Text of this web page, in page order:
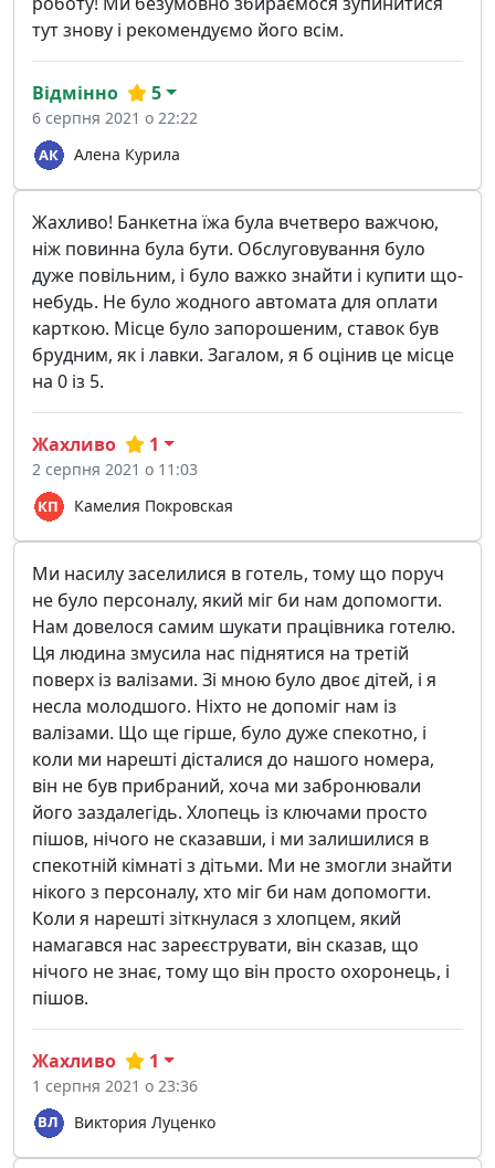
тут знову і рекомендуємо його всім.
Алена Курила
Відмінно 5
6 серпня 2021 о 22:22
Жахливо! Банкетна їжа була вчетверо важчою,
ніж повинна була бути. Обслуговування було
дуже повільним, і було важко знайти і купити що-
небудь. Не було жодного автомата для оплати
карткою. Місце було запорошеним, ставок був
брудним, як і лавки. Загалом, я б оцінив це місце
на 0 із 5.
Камелия Покровская
Жахливо 1
2 серпня 2021 о 11:03
Ми насилу заселилися в готель, тому що поруч
не було персоналу, який міг би нам допомогти.
Нам довелося самим шукати працівника готелю.
Ця людина змусила нас піднятися на третій
поверх із валізами. Зі мною було двоє дітей, і я
несла молодшого. Ніхто не допоміг нам із
валізами. Що ще гірше, було дуже спекотно, і
коли ми нарешті дісталися до нашого номера,
він не був прибраний, хоча ми забронювали
його заздалегідь. Хлопець із ключами просто
пішов, нічого не сказавши, і ми залишилися в
спекотній кімнаті з дітьми. Ми не змогли знайти
нікого з персоналу, хто міг би нам допомогти.
Коли я нарешті зіткнулася з хлопцем, який
намагався нас зареєструвати, він сказав, що
нічого не знає, тому що він просто охоронець, і
пішов.
Виктория Луценко
Жахливо 1
1 серпня 2021 о 23:36